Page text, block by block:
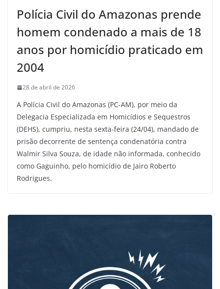
Polícia Civil do Amazonas prende
homem condenado a mais de 18
anos por homicídio praticado em
2004
28 de abril de 2026
A Polícia Civil do Amazonas (PC-AM), por meio da
Delegacia Especializada em Homicídios e Sequestros
(DEHS), cumpriu, nesta sexta-feira (24/04), mandado de
prisão decorrente de sentença condenatória contra
Walmir Silva Souza, de idade não informada, conhecido
como Gaguinho, pelo homicídio de Jairo Roberto
Rodrigues.